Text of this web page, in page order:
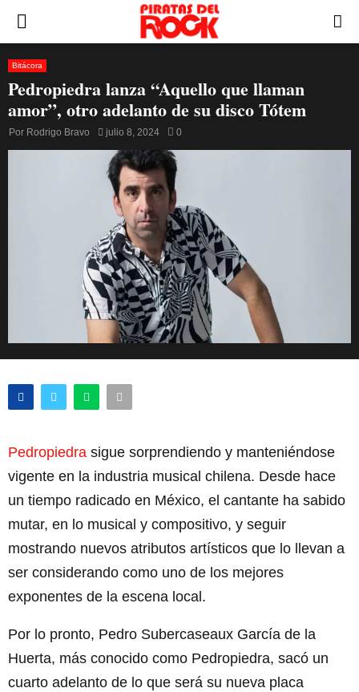
PRIMARY
MENU
Bitácora
Pedropiedra lanza “Aquello que llaman
amor”, otro adelanto de su disco Tótem
Por Rodrigo Bravo julio 8, 2024 0
Pedropiedra sigue sorprendiendo y manteniéndose
vigente en la industria musical chilena. Desde hace
un tiempo radicado en México, el cantante ha sabido
mutar, en lo musical y compositivo, y seguir
mostrando nuevos atributos artísticos que lo llevan a
ser considerando como uno de los mejores
exponentes de la escena local.
Por lo pronto, Pedro Subercaseaux García de la
Huerta, más conocido como Pedropiedra, sacó un
cuarto adelanto de lo que será su nueva placa